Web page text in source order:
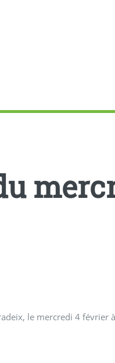
le mercredi 4 février